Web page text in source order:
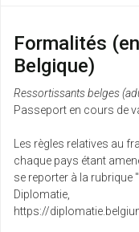
Formalités
Belgique)
Ressortissants belges
Passeport en cours de
Les règles relatives au
chaque pays étant
se reporter à la rubrique
Diplomatie,
https://